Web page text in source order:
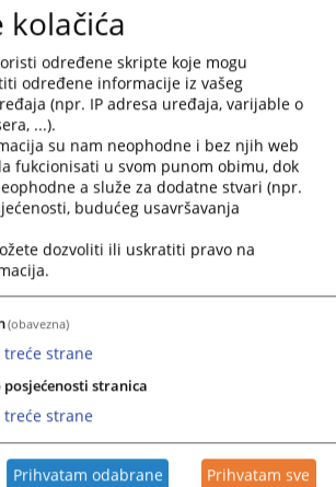
to
with
the
calendar
select
a
date.
Press
question
key
keyboard
shortcuts
changing
dates.
Pozdravna riječ predsjednika suda
Dragana Kalabe
05.10.2017.
1 - 1 / 1
kolačića
određene skripte koje mogu
određene informacije iz vašeg
(npr. IP adresa uređaja, varijable o
...).
su nam neophodne i bez njih web
fukcionisati u svom punom obimu, dok
a služe za dodatne stvari (npr.
budućeg usavršavanja
dozvoliti ili uskratiti pravo na
(obavezna)
treće strane
stranica
treće strane
Prihvatam odabrane Prihvatam sve